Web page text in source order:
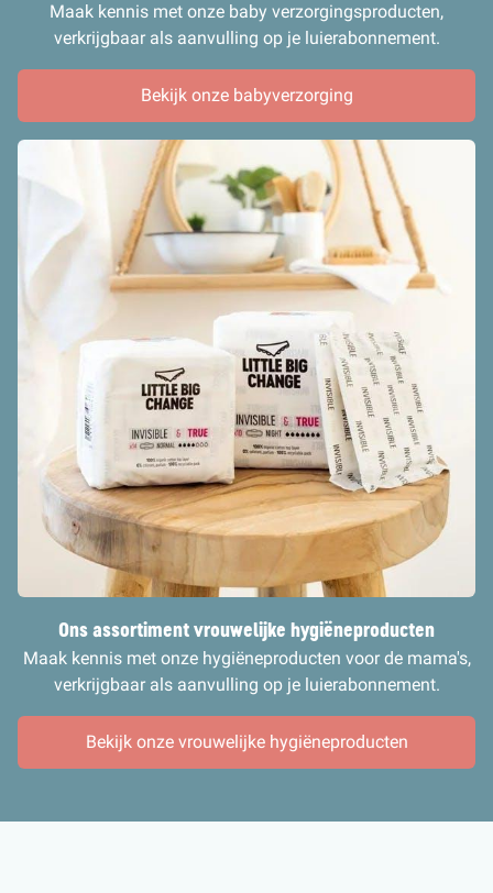
Maak kennis met onze baby verzorgingsproducten,
verkrijgbaar als aanvulling op je luierabonnement.
Bekijk onze babyverzorging
Ons assortiment vrouwelijke hygiëneproducten
Maak kennis met onze hygiëneproducten voor de mama's,
verkrijgbaar als aanvulling op je luierabonnement.
Bekijk onze vrouwelijke hygiëneproducten